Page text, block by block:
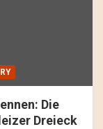
Die
Dreieck